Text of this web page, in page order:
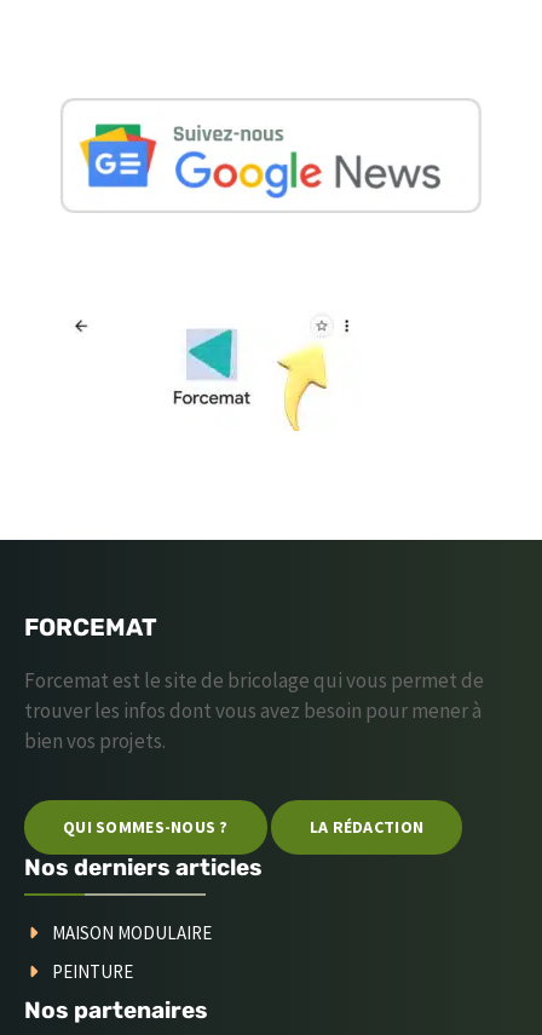
FORCEMAT
Forcemat est le site de bricolage qui vous permet de
trouver les infos dont vous avez besoin pour mener à
bien vos projets.
QUI SOMMES-NOUS ? LA RÉDACTION
Nos derniers articles
MAISON MODULAIRE
PEINTURE
Nos partenaires